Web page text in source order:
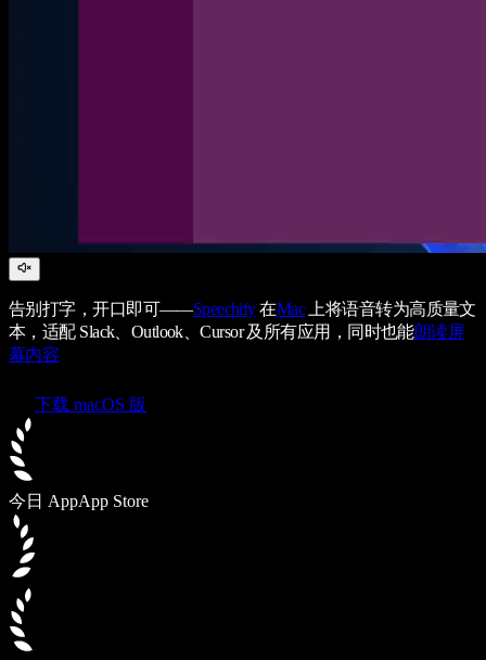
告别打字，开口即可——Speechify在Mac上将语音转为高质量文
本，适配 Slack、Outlook、Cursor 及所有应用，同时也能朗读屏
幕内容
下载 macOS 版
今日 AppApp Store